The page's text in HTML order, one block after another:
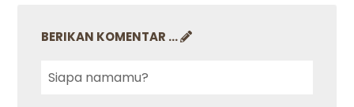
BERIKAN KOMENTAR ...